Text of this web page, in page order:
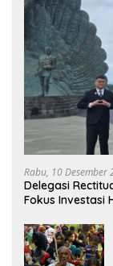
Rabu, 10
Delegasi
Fokus Investasi